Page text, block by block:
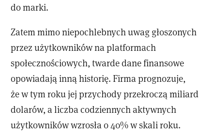
do marki.
Zatem mimo niepochlebnych uwag głoszonych
przez użytkowników na platformach
społecznościowych, twarde dane finansowe
opowiadają inną historię. Firma prognozuje,
że w tym roku jej przychody przekroczą miliard
dolarów, a liczba codziennych aktywnych
użytkowników wzrosła o 40% w skali roku.